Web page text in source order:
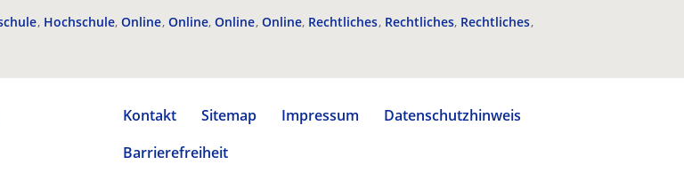
Hochschule Online Online Online Online Rechtliches Rechtliches Rechtliches
Kontakt Sitemap Impressum
Datenschutzhinweis
Barrierefreiheit